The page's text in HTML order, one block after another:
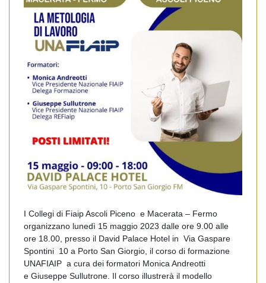
I Collegi di Fiaip Ascoli Piceno e Macerata – Fermo
organizzano lunedì 15 maggio 2023 dalle ore 9.00 alle
ore 18.00, presso il David Palace Hotel in Via Gaspare
Spontini 10 a Porto San Giorgio, il corso di formazione
UNAFIAIP a cura dei formatori Monica Andreotti
e Giuseppe Sullutrone. Il corso illustrerà il modello